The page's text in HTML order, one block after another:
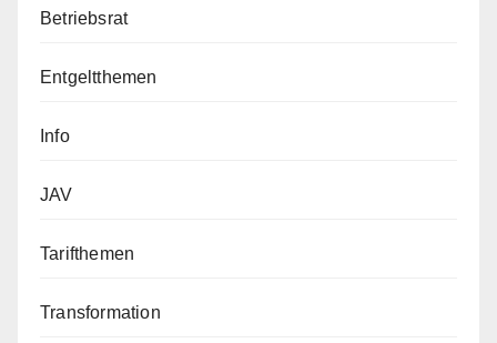
Betriebsrat
Entgeltthemen
Info
JAV
Tarifthemen
Transformation